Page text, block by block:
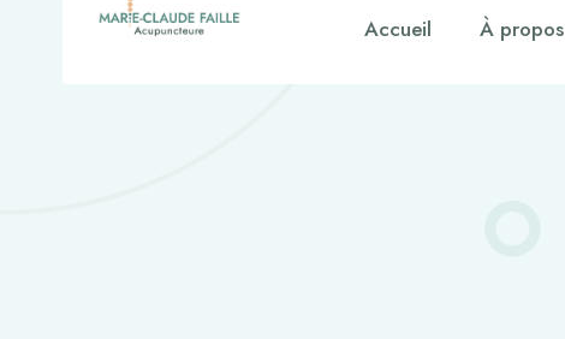
Accueil À propos